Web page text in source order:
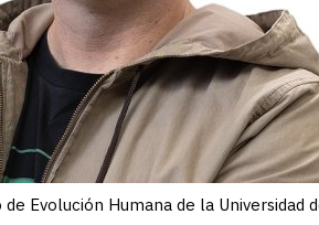
Evolución Humana de la Universidad